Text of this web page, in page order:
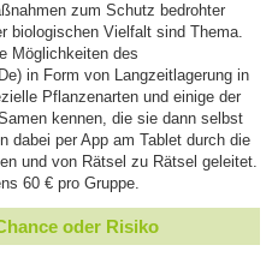
zum Schutz bedrohter
biologischen Vielfalt sind Thema.
Möglichkeiten des
in Form von Langzeitlagerung in
Pflanzenarten und einige der
kennen, die sie dann selbst
dabei per App am Tablet durch die
und von Rätsel zu Rätsel geleitet.
60 € pro Gruppe.
oder Risiko